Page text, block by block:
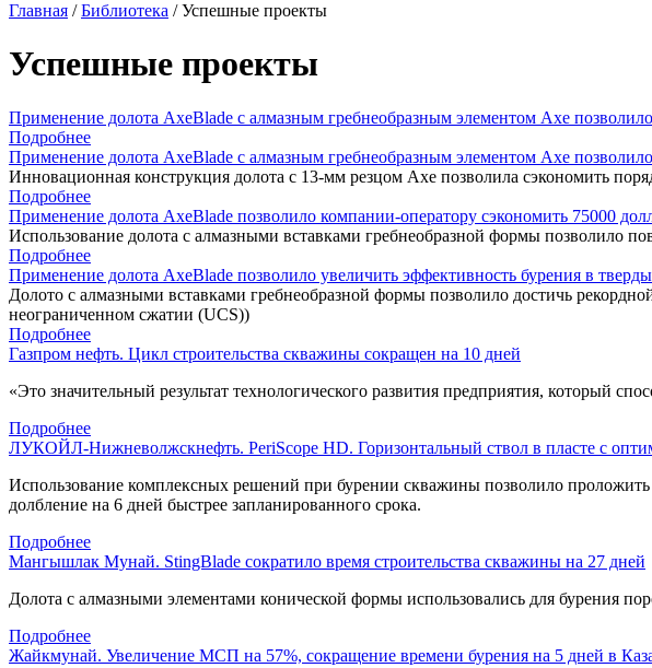
Главная /Библиотека /Успешные проекты
Успешные проекты
Применение долота AxeBlade с алмазным гребнеобразным элементом Axe
Подробнее
Применение долота AxeBlade с алмазным гребнеобразным элементом Axe
Инновационная конструкция долота с 13-мм резцом Axe позволила сэкономить
Подробнее
Применение долота AxeBlade позволило компании-оператору сэкономить 75000
Использование долота с алмазными вставками гребнеобразной формы позволило
Подробнее
Применение долота AxeBlade позволило увеличить эффективность бурения в
Долото с алмазными вставками гребнеобразной формы позволило достичь
неограниченном сжатии (UCS))
Подробнее
Газпром нефть. Цикл строительства скважины сокращен на 10 дней
«Это значительный результат технологического развития предприятия, который
Подробнее
ЛУКОЙЛ-Нижневолжскнефть. PeriScope HD. Горизонтальный ствол в пласте с
Использование комплексных решений при бурении скважины позволило
долбление на 6 дней быстрее запланированного срока.
Подробнее
Мангышлак Мунай. StingBlade сократило время строительства скважины на 27 дней
Долота с алмазными элементами конической формы использовались для бурения
Подробнее
Жайкмунай. Увеличение МСП на 57%, сокращение времени бурения на 5 дней в